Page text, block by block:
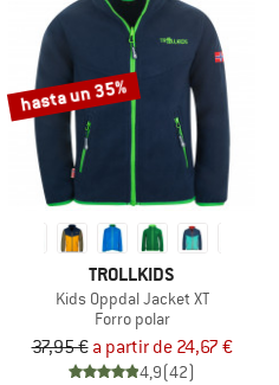
hasta un 35%
TROLLKIDS
Kids Oppdal Jacket XT
Forro polar
37,95 € a partir de 24,67 €
4,9(42)